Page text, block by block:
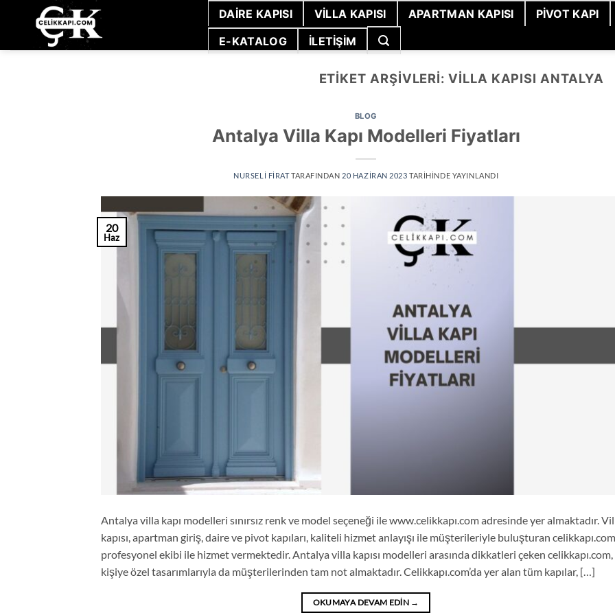
DAIRE KAPISI VILLA KAPISI APARTMAN KAPISI
PIVOT KAPI
E-KATALOG
İLETIŞIM
ETIKET ARŞIVLERI:VILLA KAPISI ANTALYA
BLOG
Antalya Villa Kapı Modelleri Fiyatları
NURSELI FIRATTARAFINDAN 20 HAZIRAN 2023 TARIHINDE YAYINLANDI
20
Haz
Antalya villa kapı modelleri sınırsız renk ve model seçeneği ile www.celikkapı.com adresinde yer almaktadır.
kapısı, apartman giriş, daire ve pivot kapıları, kaliteli hizmet anlayışı ile müşterileriyle buluşturan
profesyonel ekibi ile hizmet vermektedir. Antalya villa kapısı modelleri arasında dikkatleri çeken celikkapı.com,
kişiye özel tasarımlarıyla da müşterilerinden tam not almaktadır. Celikkapı.com’da yer alan tüm kapılar, […]
OKUMAYA DEVAM EDIN →